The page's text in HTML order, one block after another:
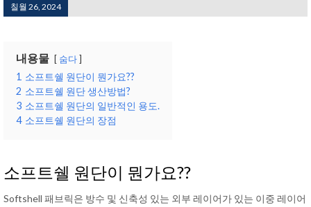
칠월 26, 2024
내용물 숨다
1 소프트쉘 원단이 뭔가요??
2 소프트쉘 원단 생산방법?
3 소프트쉘 원단의 일반적인 용도.
4 소프트쉘 원단의 장점
소프트쉘 원단이 뭔가요??
Softshell 패브릭은 방수 및 신축성 있는 외부 레이어가 있는 이중 레이어